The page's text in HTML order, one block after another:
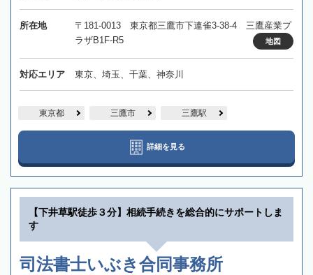
所在地
〒181-0013 東京都三鷹市下連雀3-38-4 三鷹産業プ
ラザB1F-R5
地図
対応エリア 東京、埼玉、千葉、神奈川
東京都 三鷹市 三鷹駅
詳細を見る
【下井草駅徒歩３分】相続手続きを総合的にサポートしま
す
司法書士いぶき合同事務所